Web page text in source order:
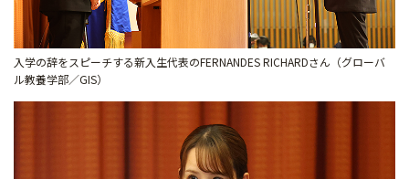
入学の辞をスピーチする新入生代表のFERNANDES RICHARDさん（グローバ
ル教養学部／GIS）